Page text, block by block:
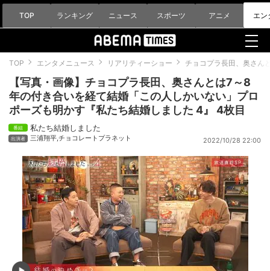
TOP ランキング ニュース スポーツ アニメ エン
TOP エンタメニュース リアリティーショー チョコプラ長田、奥さん
【写真・画像】チョコプラ長田、奥さんとは7～8
年の付き合いを経て結婚「この人しかいない」プロ
ポーズも明かす『私たち結婚しました 4』 4枚目
私たち結婚しました
三浦翔平,チョコレートプラネット 2022/10/28 22:00